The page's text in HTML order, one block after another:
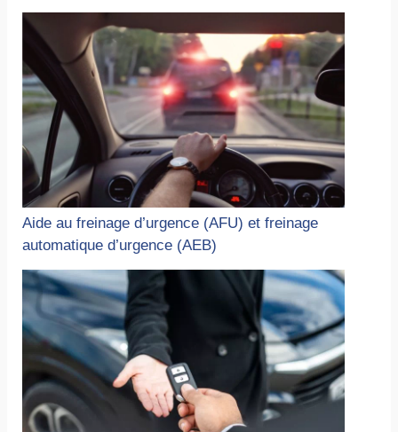
Aide au freinage d’urgence (AFU) et freinage
automatique d’urgence (AEB)